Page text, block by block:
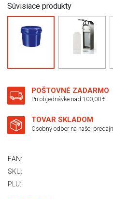
Súvisiace produkty
POŠTOVNÉ ZADARMO
Pri objednávke nad 100,00 €
TOVAR SKLADOM
Osobný odber na našej
EAN:
SKU:
PLU: